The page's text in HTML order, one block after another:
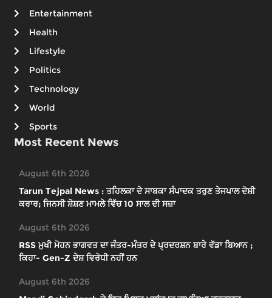
Entertainment
Health
Lifestyle
Politics
Technology
World
Sports
Most Recent News
August 6th 2026
Tarun Tejpal News : ਤਹਿਲਕਾ ਦੇ ਸਾਬਕਾ ਸੰਪਾਦਕ ਤਰੁਣ ਤੇਜਪਾਲ ਦੋਸ਼ੀ
ਕਰਾਰ; ਜਿਨਸੀ ਸ਼ੋਸ਼ਣ ਮਾਮਲੇ ਵਿੱਚ 10 ਸਾਲ ਦੀ ਸਜ਼ਾ
August 6th 2026
RSS ਮੁਖੀ ਮੋਹਨ ਭਾਗਵਤ ਦਾ ਜੰਤਰ-ਮੰਤਰ ਦੇ ਪ੍ਰਦਰਸ਼ਨ ਬਾਰੇ ਵੱਡਾ ਬਿਆਨ ;
ਕਿਹਾ- Gen-Z ਦੇਸ਼ ਵਿਰੋਧੀ ਨਹੀਂ ਹਨ
August 6th 2026